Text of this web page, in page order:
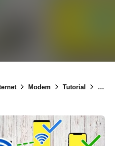
Modem Tutorial Cara